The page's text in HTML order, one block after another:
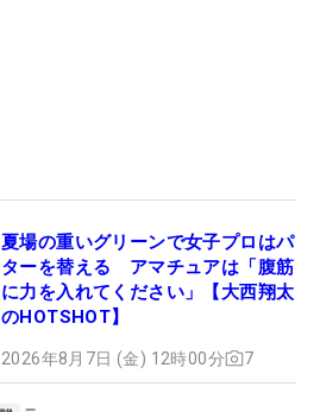
夏場の重いグリーンで女子プロはパ
ターを替える アマチュアは「腹筋
に力を入れてください」【大西翔太
のHOTSHOT】
2026年8月7日 (金) 12時00分 7